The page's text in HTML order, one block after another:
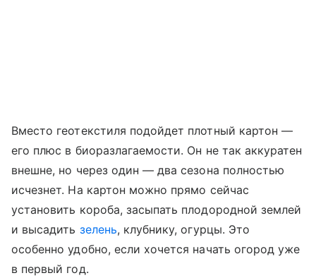
Вместо геотекстиля подойдет плотный картон —
его плюс в биоразлагаемости. Он не так аккуратен
внешне, но через один — два сезона полностью
исчезнет. На картон можно прямо сейчас
установить короба, засыпать плодородной землей
и высадить зелень, клубнику, огурцы. Это
особенно удобно, если хочется начать огород уже
в первый год.